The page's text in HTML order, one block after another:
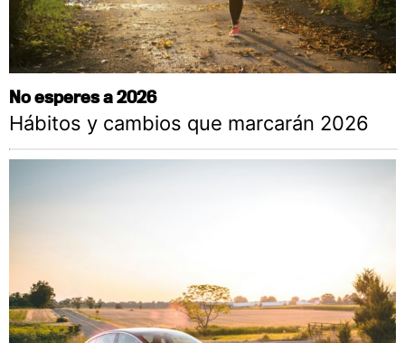
No esperes a 2026
Hábitos y cambios que marcarán 2026